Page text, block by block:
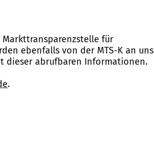
Markttransparenzstelle für
ebenfalls von der MTS-K an uns
dieser abrufbaren Informationen.
.